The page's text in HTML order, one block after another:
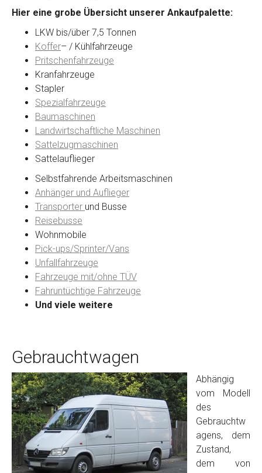
Marke*
Baujahr
Getriebe
Bekannte Schäden
Kilometerstand
Preisvorstellung
Name*
Email
PLZ und Ort
Foto Nr. 1
Hier eine grobe Übersicht unserer Ankaufpalette:
LKW bis/über 7,5 Tonnen
Koffer– / Kühlfahrzeuge
Pritschenfahrzeuge
Kranfahrzeuge
Stapler
Spezialfahrzeuge
Baumaschinen
Landwirtschaftliche Maschinen
Sattelzugmaschinen
Sattelauflieger
Selbstfahrende Arbeitsmaschinen
Anhänger und Auflieger
Transporter und Busse
Reisebusse
Wohnmobile
Pick-ups/Sprinter/Vans
Unfallfahrzeuge
Fahrzeuge mit/ohne TÜV
Fahruntüchtige Fahrzeuge
Und viele weitere
Gebrauchtwagen
Abhängig
vom Modell
des
Gebrauchtw
agens, dem
Zustand,
dem von